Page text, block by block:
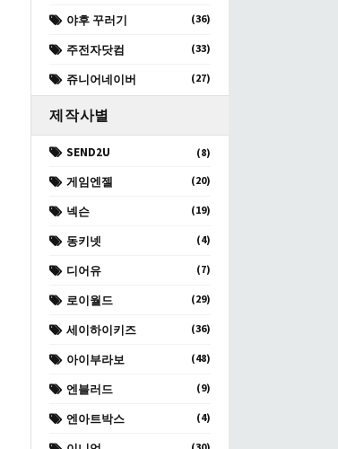
야후 꾸러기 (36)
주전자닷컴 (33)
쥬니어네이버 (27)
제작사별
SEND2U (8)
게임엔젤 (20)
넥슨 (19)
동키넷 (4)
디어유 (7)
로이월드 (29)
세이하이키즈 (36)
아이부라보 (48)
엔블러드 (9)
엔아트박스 (4)